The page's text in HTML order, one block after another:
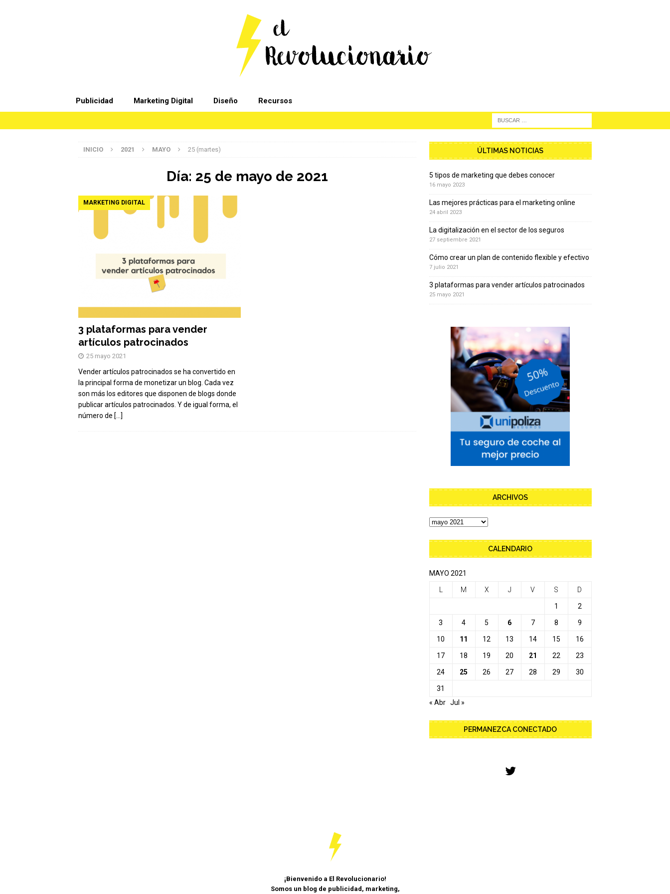
Publicidad Marketing Digital Diseño Recursos
INICIO 2021 MAYO 25 (martes)
Día: 25 de mayo de 2021
MARKETING DIGITAL
3 plataformas para vender
artículos patrocinados
25 mayo 2021
Vender artículos patrocinados se ha convertido en
la principal forma de monetizar un blog. Cada vez
son más los editores que disponen de blogs donde
publicar artículos patrocinados. Y de igual forma, el
número de […]
ÚLTIMAS NOTICIAS
5 tipos de marketing que debes conocer
16 mayo 2023
Las mejores prácticas para el marketing online
24 abril 2023
La digitalización en el sector de los seguros
27 septiembre 2021
Cómo crear un plan de contenido flexible y efectivo
7 julio 2021
3 plataformas para vender artículos patrocinados
25 mayo 2021
ARCHIVOS
CALENDARIO
MAYO 2021
M X J V S D
1 2
3 4 5 6 7 8 9
10 11 12 13 14 15 16
17 18 19 20 21 22 23
24 25 26 27 28 29 30
31
« Abr Jul »
PERMANEZCA CONECTADO
¡Bienvenido a El Revolucionario!
Somos un blog de publicidad, marketing,